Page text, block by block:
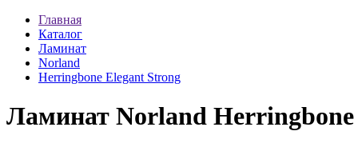
Главная
Каталог
Ламинат
Norland
Herringbone Elegant Strong
Ламинат Norland